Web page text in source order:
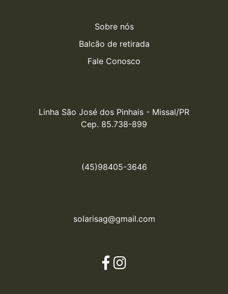
Sobre nós
Balcão de retirada
Fale Conosco
Linha São José dos Pinhais - Missal/PR
Cep. 85.738-899
(45)98405-3646
solarisag@gmail.com